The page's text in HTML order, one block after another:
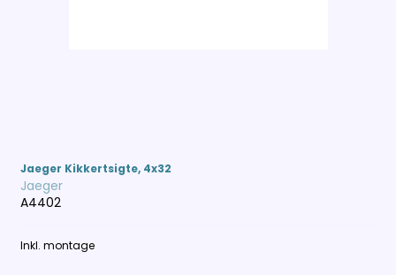
Jaeger Kikkertsigte, 4x32
Jaeger
A4402
Inkl. montage